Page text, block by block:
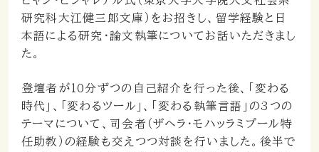
研究科大江健三郎文庫）をお招きし、留学経験と日
本語による研究・論文執筆についてお話いただきまし
た。
登壇者が10分ずつの自己紹介を行った後、「変わる
時代」、「変わるツール」、「変わる執筆言語」の3つの
テーマについて、司会者（ザヘラ・モハッラミプール特
任助教）の経験も交えつつ対談を行いました。後半で